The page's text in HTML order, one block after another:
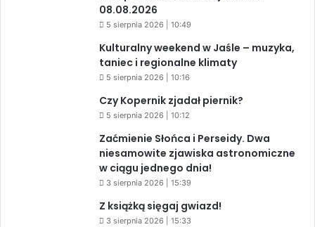
08.08.2026
5 sierpnia 2026 | 10:49
Kulturalny weekend w Jaśle – muzyka,
taniec i regionalne klimaty
5 sierpnia 2026 | 10:16
Czy Kopernik zjadał piernik?
5 sierpnia 2026 | 10:12
Zaćmienie Słońca i Perseidy. Dwa
niesamowite zjawiska astronomiczne
w ciągu jednego dnia!
3 sierpnia 2026 | 15:39
Z książką sięgaj gwiazd!
3 sierpnia 2026 | 15:33